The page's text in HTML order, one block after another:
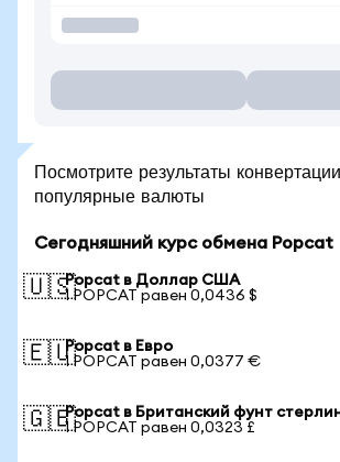
Посмотрите результаты
популярные валюты
Сегодняшний курс обмена Popcat
🇺🇸Popcat в Доллар США
1 POPCAT равен 0,0436 $
🇪🇺Popcat в Евро
1 POPCAT равен 0,0377 €
🇬🇧Popcat в Британский фунт
1 POPCAT равен 0,0323 £